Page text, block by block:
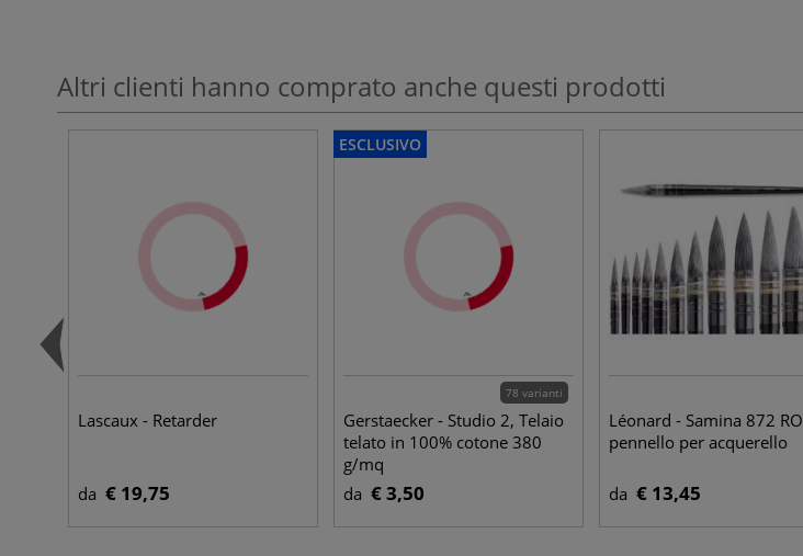
Altri clienti hanno comprato anche questi prodotti
Lascaux - Retarder
da € 19,75
ESCLUSIVO
78 varianti
Gerstaecker - Studio 2, Telaio
telato in 100% cotone 380
g/mq
da € 3,50
Léonard - Samina 872 RO
pennello per acquerello
da € 13,45